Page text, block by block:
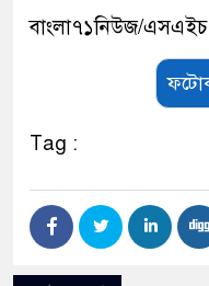
বাংলা৭১নিউজ/এসএইচ
Tag :